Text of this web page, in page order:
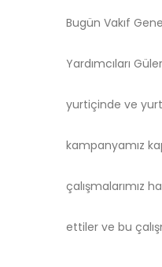
Bugün Vakıf
Yardımcıları
yurtiçinde ve
kampanyamız
çalışmalarımız
ettiler ve bu